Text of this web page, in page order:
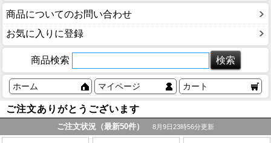
商品についてのお問い合わせ
お気に入りに登録
商品検索
ホーム マイページ カート
ご注文ありがとうございます